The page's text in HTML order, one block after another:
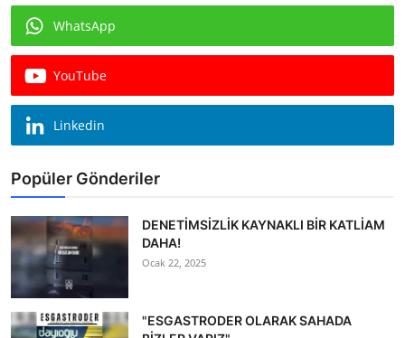
WhatsApp
YouTube
Linkedin
Popüler Gönderiler
DENETİMSİZLİK KAYNAKLI BİR KATLİAM
DAHA!
Ocak 22, 2025
"ESGASTRODER OLARAK SAHADA